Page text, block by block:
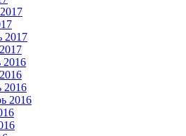
2017
2016
2016
2016